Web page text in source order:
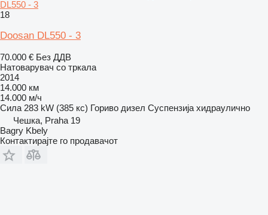
DL550 - 3
18
Doosan DL550 - 3
70.000 € Без ДДВ
Натоварувач со тркала
2014
14.000 км
14.000 м/ч
Сила 283 kW (385 кс) Гориво дизел Суспензија хидраулично
Чешка, Praha 19
Bagry Kbely
Контактирајте го продавачот